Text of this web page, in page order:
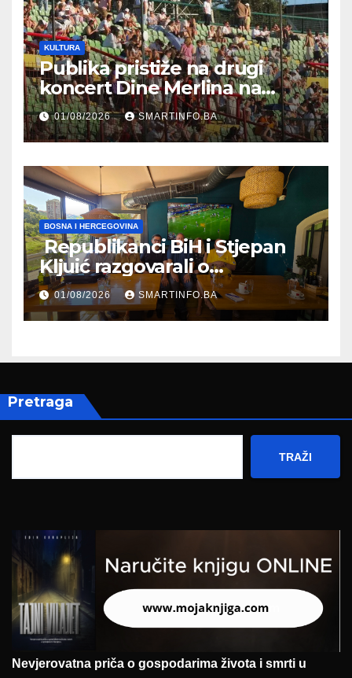
KULTURA
Publika pristiže na drugi
koncert Dine Merlina na
Koševu
01/08/2026 SMARTINFO.BA
BOSNA I HERCEGOVINA
Republikanci BiH i Stjepan
Kljuić razgovarali o
evropskom putu Bosne i
Hercegovine
01/08/2026 SMARTINFO.BA
Pretraga
TRAŽI
Nevjerovatna priča o gospodarima života i smrti u